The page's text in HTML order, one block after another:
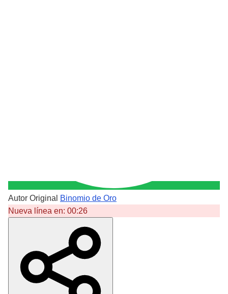
Autor Original
Binomio de Oro
Nueva línea en: 00:26